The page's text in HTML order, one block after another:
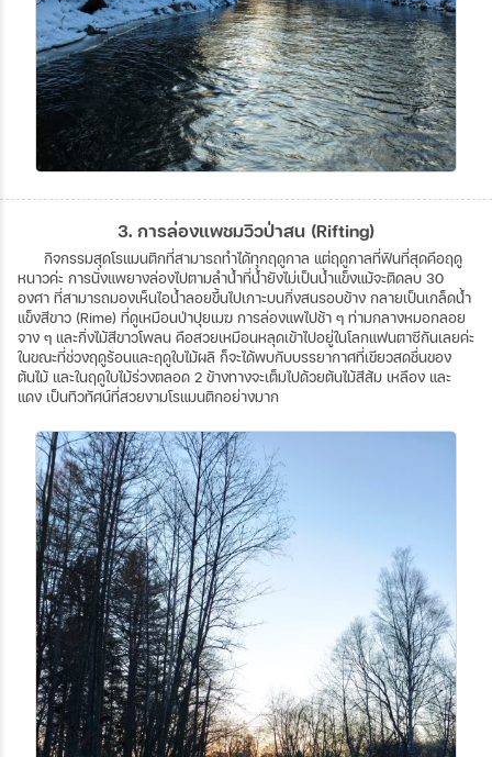
3. การล่องแพชมวิวป่าสน (Rifting)
กิจกรรมสุดโรแมนติกที่สามารถทำได้ทุกฤดูกาล แต่ฤดูกาลที่ฟินที่สุดคือฤดู
หนาวค่ะ การนั่งแพยางล่องไปตามลำน้ำที่น้ำยังไม่เป็นน้ำแข็งแม้จะติดลบ 30
องศา ที่สามารถมองเห็นไอน้ำลอยขึ้นไปเกาะบนกิ่งสนรอบข้าง กลายเป็นเกล็ดน้ำ
แข็งสีขาว (Rime) ที่ดูเหมือนป่าปุยเมฆ การล่องแพไปช้า ๆ ท่ามกลางหมอกลอย
จาง ๆ และกิ่งไม้สีขาวโพลน คือสวยเหมือนหลุดเข้าไปอยู่ในโลกแฟนตาซีกันเลยค่ะ
ในขณะที่ช่วงฤดูร้อนและฤดูใบไม้ผลิ ก็จะได้พบกับบรรยากาศที่เขียวสดชื่นของ
ต้นไม้ และในฤดูใบไม้ร่วงตลอด 2 ข้างทางจะเต็มไปด้วยต้นไม้สีส้ม เหลือง และ
แดง เป็นทิวทัศน์ที่สวยงามโรแมนติกอย่างมาก